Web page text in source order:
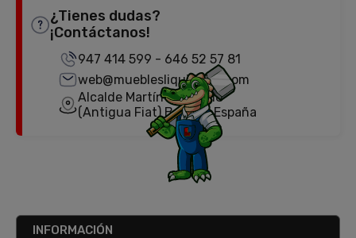
¿Tienes dudas?
¡Contáctanos!
947 414 599 - 646 52 57 81
web@mueblesliquidator.com
Alcalde Martín Cobos, 18
(Antigua Fiat) Burgos, España
INFORMACIÓN